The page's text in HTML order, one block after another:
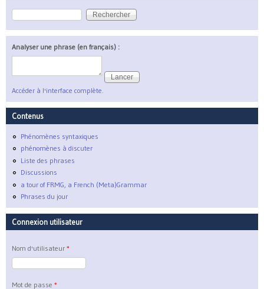
Formulaire de recherche
Rechercher
Analyser une phrase (en français) :
Accéder à l'interface complète.
Contenus
Phénomènes syntaxiques
phénomènes à discuter
Liste des phrases
Discussions
a tour of FRMG, a French (Meta)Grammar
Phrases du jour
Connexion utilisateur
Nom d'utilisateur *
Mot de passe *